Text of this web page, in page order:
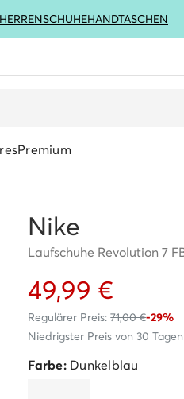
HERRENSCHUHEHANDTASCHEN
Premium
Nike
Laufschuhe Revolution 7
49,99 €
Regulärer Preis:71,00 €-29%
Niedrigster Preis von 30
Farbe:Dunkelblau